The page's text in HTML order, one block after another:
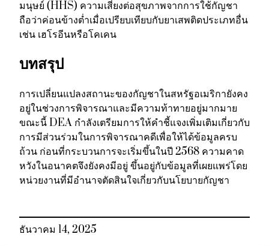
มนุษย์ (HHS) ความเสี่ยงต่อสุขภาพจากการใช้กัญชา
ถือว่าค่อนข้างต่ำเมื่อเปรียบเทียบกับยาเสพติดประเภทอื่น
เช่น เฮโรอีนหรือโคเคน
บทสรุป
การเปลี่ยนแปลงสถานะของกัญชาในสหรัฐอเมริกายังคง
อยู่ในช่วงการพิจารณาและมีความท้าทายอยู่มากมาย
ขณะนี้ DEA กำลังเตรียมการให้คำชี้แจงเพิ่มเติมเกี่ยวกับ
การมีส่วนร่วมในการพิจารณาคดีเพื่อให้ได้ข้อมูลครบ
ถ้วน ก่อนที่กระบวนการจะเริ่มขึ้นในปี 2568 ความคาด
หวังในอนาคตจึงยังคงมีอยู่ ขึ้นอยู่กับข้อมูลที่เผยแพร่โดย
หน่วยงานที่มีอำนาจตัดสินใจเกี่ยวกับนโยบายกัญชา
ธันวาคม 14, 2025